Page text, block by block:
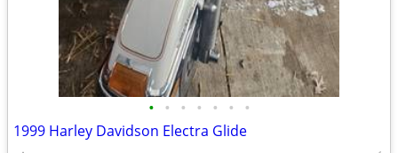
• • • • • • •
1999 Harley Davidson Electra Glide